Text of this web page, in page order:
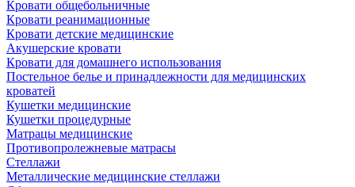
Кровати общебольничные
Кровати реанимационные
Кровати детские медицинские
Акушерские кровати
Кровати для домашнего использования
Постельное белье и принадлежности для медицинских
кроватей
Кушетки медицинские
Кушетки процедурные
Матрацы медицинские
Противопролежневые матрасы
Стеллажи
Металлические медицинские стеллажи